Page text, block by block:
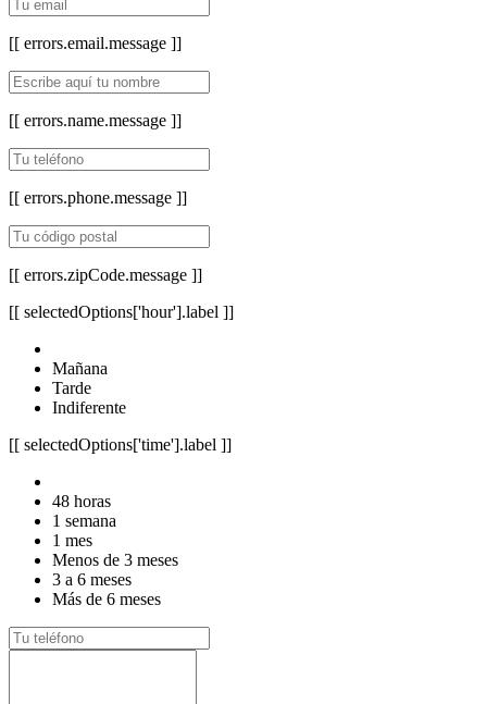
[[ errors.email.message ]]
[[ errors.name.message ]]
[[ errors.phone.message ]]
[[ errors.zipCode.message ]]
[[ selectedOptions['hour'].label ]]
Mañana
Tarde
Indiferente
[[ selectedOptions['time'].label ]]
48 horas
1 semana
1 mes
Menos de 3 meses
3 a 6 meses
Más de 6 meses